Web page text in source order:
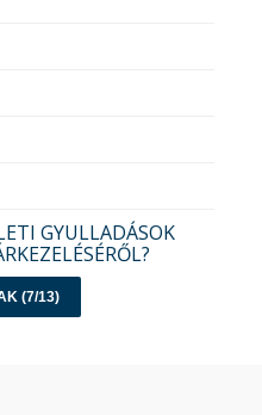
GYULLADÁSOK
(7/13)